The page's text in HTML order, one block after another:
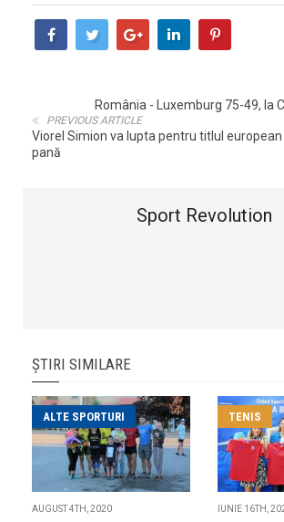
România - Luxemburg 75-49, la
PREVIOUS ARTICLE
Viorel Simion va lupta pentru titlul
pană
Sport Revolution
ȘTIRI SIMILARE
ALTE SPORTURI
AUGUST 4TH, 2020
TENIS
IUNIE 16TH,